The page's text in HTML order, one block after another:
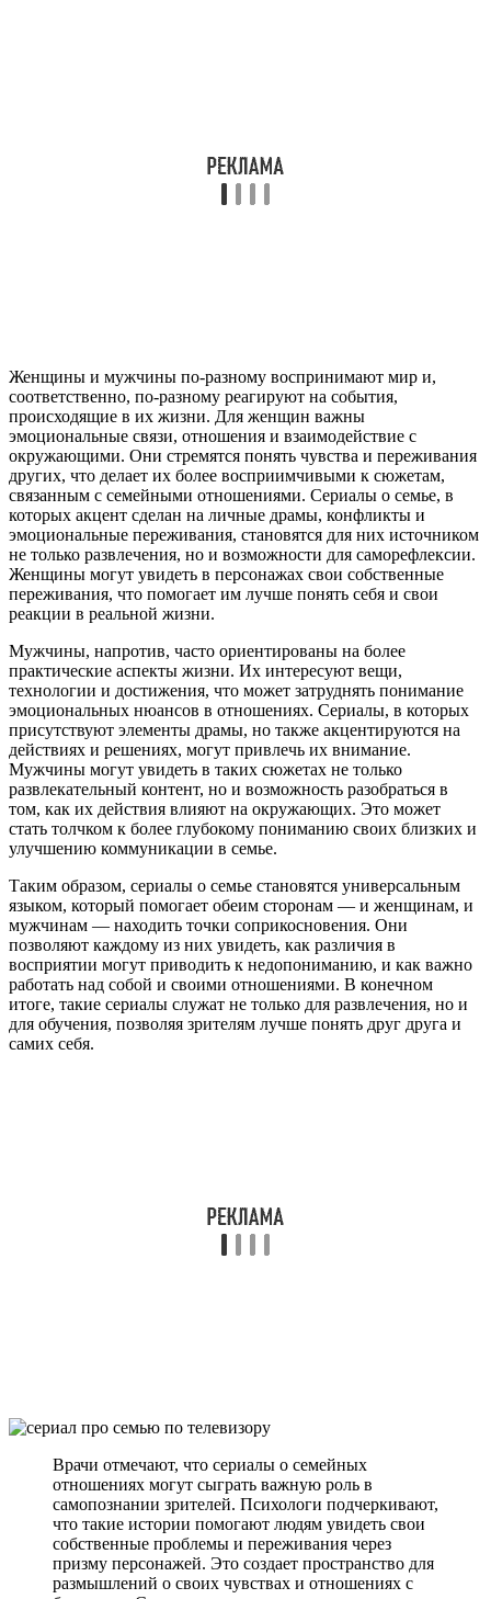
Женщины и мужчины по-разному воспринимают мир и,
соответственно, по-разному реагируют на события,
происходящие в их жизни. Для женщин важны
эмоциональные связи, отношения и взаимодействие с
окружающими. Они стремятся понять чувства и переживания
других, что делает их более восприимчивыми к сюжетам,
связанным с семейными отношениями. Сериалы о семье, в
которых акцент сделан на личные драмы, конфликты и
эмоциональные переживания, становятся для них источником
не только развлечения, но и возможности для саморефлексии.
Женщины могут увидеть в персонажах свои собственные
переживания, что помогает им лучше понять себя и свои
реакции в реальной жизни.
Мужчины, напротив, часто ориентированы на более
практические аспекты жизни. Их интересуют вещи,
технологии и достижения, что может затруднять понимание
эмоциональных нюансов в отношениях. Сериалы, в которых
присутствуют элементы драмы, но также акцентируются на
действиях и решениях, могут привлечь их внимание.
Мужчины могут увидеть в таких сюжетах не только
развлекательный контент, но и возможность разобраться в
том, как их действия влияют на окружающих. Это может
стать толчком к более глубокому пониманию своих близких и
улучшению коммуникации в семье.
Таким образом, сериалы о семье становятся универсальным
языком, который помогает обеим сторонам — и женщинам, и
мужчинам — находить точки соприкосновения. Они
позволяют каждому из них увидеть, как различия в
восприятии могут приводить к недопониманию, и как важно
работать над собой и своими отношениями. В конечном
итоге, такие сериалы служат не только для развлечения, но и
для обучения, позволяя зрителям лучше понять друг друга и
самих себя.
Врачи отмечают, что сериалы о семейных
отношениях могут сыграть важную роль в
самопознании зрителей. Психологи подчеркивают,
что такие истории помогают людям увидеть свои
собственные проблемы и переживания через
призму персонажей. Это создает пространство для
размышлений о своих чувствах и отношениях с